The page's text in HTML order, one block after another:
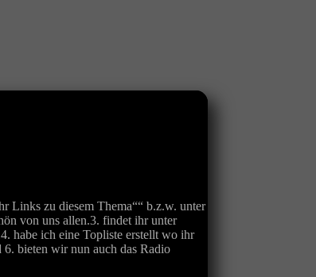
Links zu diesem Thema““ b.z.w. unter
von uns allen.3. findet ihr unter
habe ich eine Topliste erstellt wo ihr
bieten wir nun auch das Radio